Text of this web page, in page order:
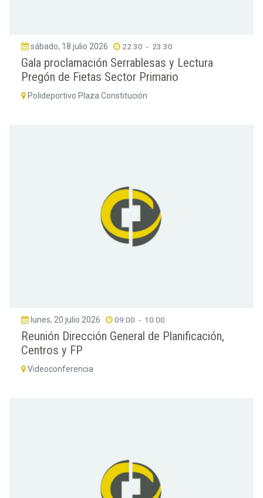
sábado, 18 julio 2026 22:30 - 23:30
Gala proclamación Serrablesas y Lectura
Pregón de Fietas Sector Primario
Polideportivo Plaza Constitución
lunes, 20 julio 2026 09:00 - 10:00
Reunión Dirección General de Planificación,
Centros y FP
Videoconferencia